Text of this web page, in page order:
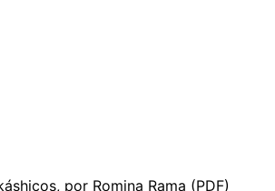
por Romina Rama (PDF)